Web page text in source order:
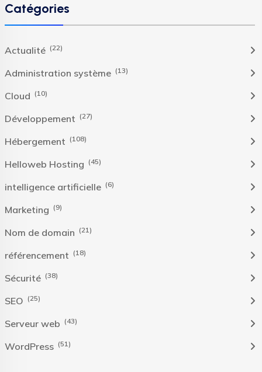
Catégories
Actualité (22)
Administration système (13)
Cloud (10)
Développement (27)
Hébergement (108)
Helloweb Hosting (45)
intelligence artificielle (6)
Marketing (9)
Nom de domain (21)
référencement (18)
Sécurité (38)
SEO (25)
Serveur web (43)
WordPress (51)